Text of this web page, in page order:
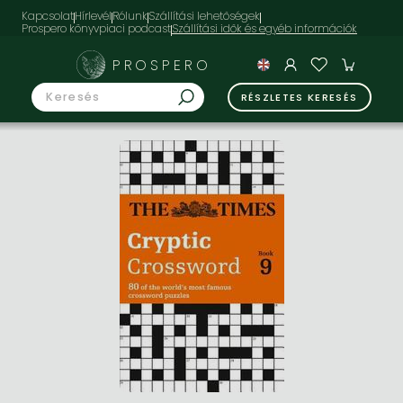
KapcsolatHírlevélRólunkSzállítási lehetőségek
Prospero könyvpiaci podcast
PROSPERO
RÉSZLETES KERESÉS